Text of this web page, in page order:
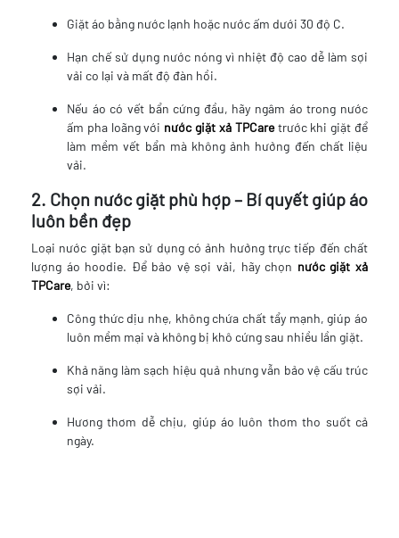
Giặt áo bằng nước lạnh hoặc nước ấm dưới 30 độ C.
Hạn chế sử dụng nước nóng vì nhiệt độ cao dễ làm sợi
vải co lại và mất độ đàn hồi.
Nếu áo có vết bẩn cứng đầu, hãy ngâm áo trong nước
ấm pha loãng với nước giặt xả TPCaretrước khi giặt để
làm mềm vết bẩn mà không ảnh hưởng đến chất liệu
vải.
2. Chọn nước giặt phù hợp – Bí quyết giúp áo
luôn bền đẹp
Loại nước giặt bạn sử dụng có ảnh hưởng trực tiếp đến chất
lượng áo hoodie. Để bảo vệ sợi vải, hãy chọn nước giặt xả
TPCare, bởi vì:
Công thức dịu nhẹ, không chứa chất tẩy mạnh, giúp áo
luôn mềm mại và không bị khô cứng sau nhiều lần giặt.
Khả năng làm sạch hiệu quả nhưng vẫn bảo vệ cấu trúc
sợi vải.
Hương thơm dễ chịu, giúp áo luôn thơm tho suốt cả
ngày.